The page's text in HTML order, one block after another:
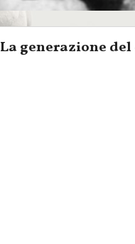
La generazione del